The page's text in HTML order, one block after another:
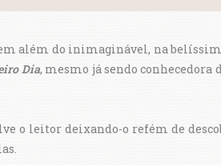
além do inimaginável, na
Dia, mesmo já sendo conhecedora
o leitor deixando-o refém de